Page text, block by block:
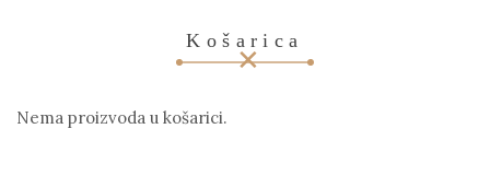
Košarica
Nema proizvoda u košarici.